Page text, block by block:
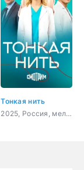
Тонкая нить
2025, Россия, мелодрама